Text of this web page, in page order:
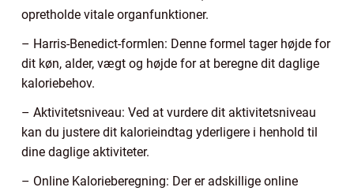
opretholde vitale organfunktioner.
– Harris-Benedict-formlen: Denne formel tager højde for
dit køn, alder, vægt og højde for at beregne dit daglige
kaloriebehov.
– Aktivitetsniveau: Ved at vurdere dit aktivitetsniveau
kan du justere dit kalorieindtag yderligere i henhold til
dine daglige aktiviteter.
– Online Kalorieberegning: Der er adskillige online